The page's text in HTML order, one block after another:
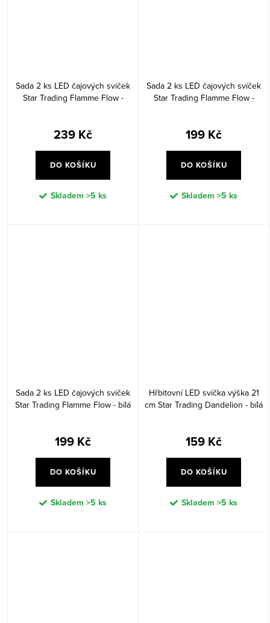
Sada 2 ks LED čajových svíček
Star Trading Flamme Flow -
239 Kč
DO KOŠÍKU
Skladem >5 ks
Sada 2 ks LED čajových svíček
Star Trading Flamme Flow -
199 Kč
DO KOŠÍKU
Skladem >5 ks
Sada 2 ks LED čajových svíček
Star Trading Flamme Flow - bílá
199 Kč
DO KOŠÍKU
Skladem >5 ks
Hřbitovní LED svíčka výška 21
cm Star Trading Dandelion - bílá
159 Kč
DO KOŠÍKU
Skladem >5 ks